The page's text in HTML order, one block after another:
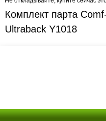
Комплект парта
Ultraback Y1018